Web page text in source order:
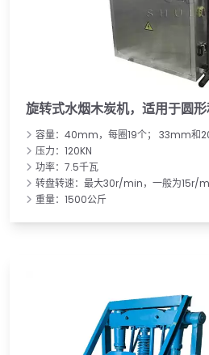
旋转式水烟木炭机，适用于圆
容量：40mm，每圈19个； 33mm和
压力：120KN
功率：7.5千瓦
转盘转速：最大30r/min，一般为15r/
重量：1500公斤